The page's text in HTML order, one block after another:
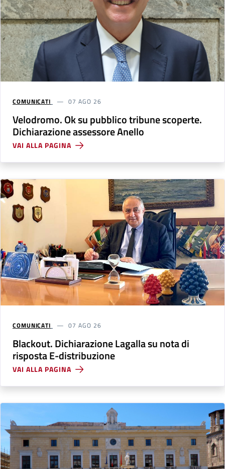
COMUNICATI 07 AGO 26
Velodromo. Ok su pubblico tribune scoperte.
Dichiarazione assessore Anello
VAI ALLA PAGINA
COMUNICATI 07 AGO 26
Blackout. Dichiarazione Lagalla su nota di
risposta E-distribuzione
VAI ALLA PAGINA